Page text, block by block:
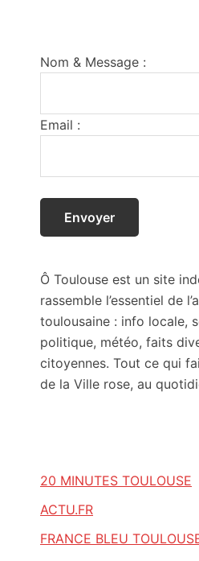
Nom & Message :
Email :
Ô Toulouse est un site
rassemble l’essentiel de
toulousaine : info locale,
politique, météo, faits
citoyennes. Tout ce qui
de la Ville rose, au
20 MINUTES TOULOUSE
ACTU.FR
FRANCE BLEU